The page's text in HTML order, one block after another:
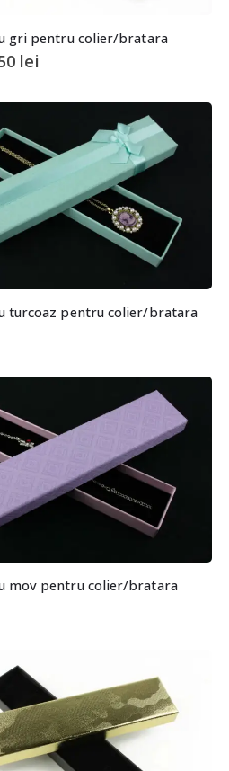
gri pentru colier/bratara
lei
turcoaz pentru colier/bratara
mov pentru colier/bratara